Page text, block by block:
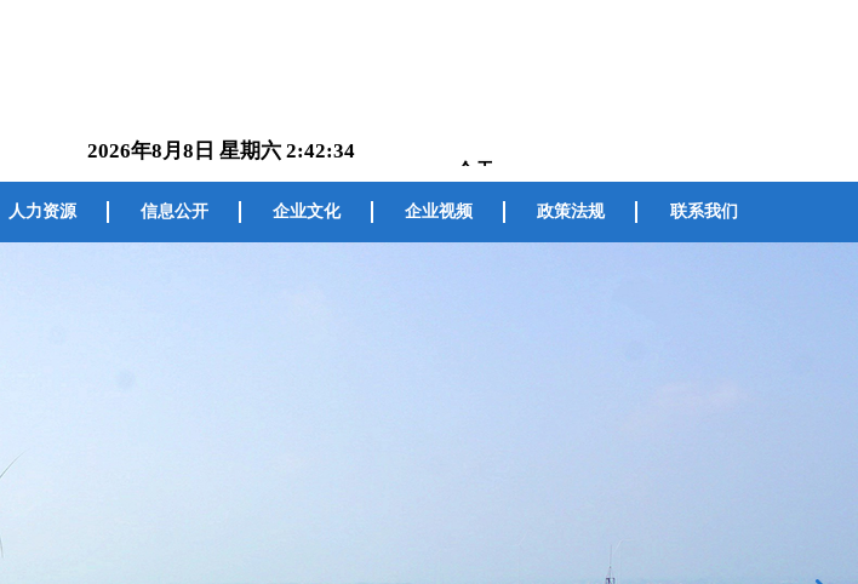
2026年8月8日 星期六 2:42:34
人力资源 信息公开 企业文化 企业视频 政策法规 联系我们